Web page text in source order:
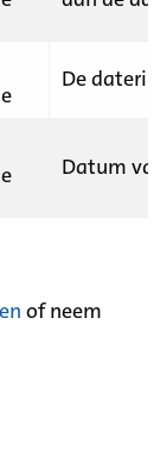
De
Datum
of neem